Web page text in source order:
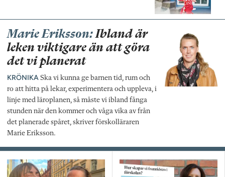
Marie Eriksson:Ibland är
leken viktigare än att göra
det vi planerat
KRÖNIKA Ska vi kunna ge barnen tid, rum och
ro att hitta på lekar, experimentera och uppleva, i
linje med läroplanen, så måste vi ibland fånga
stunden när den kommer och våga vika av från
det planerade spåret, skriver förskolläraren
Marie Eriksson.